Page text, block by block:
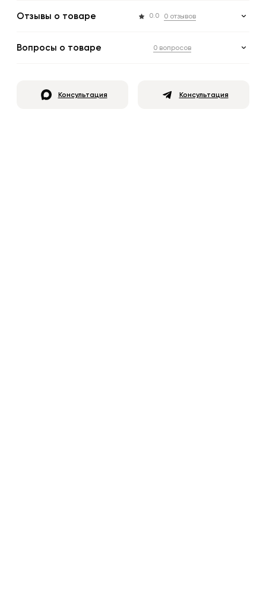
Отзывы о товаре 0.0 0 отзывов
Вопросы о товаре 0 вопросов
Консультация Консультация